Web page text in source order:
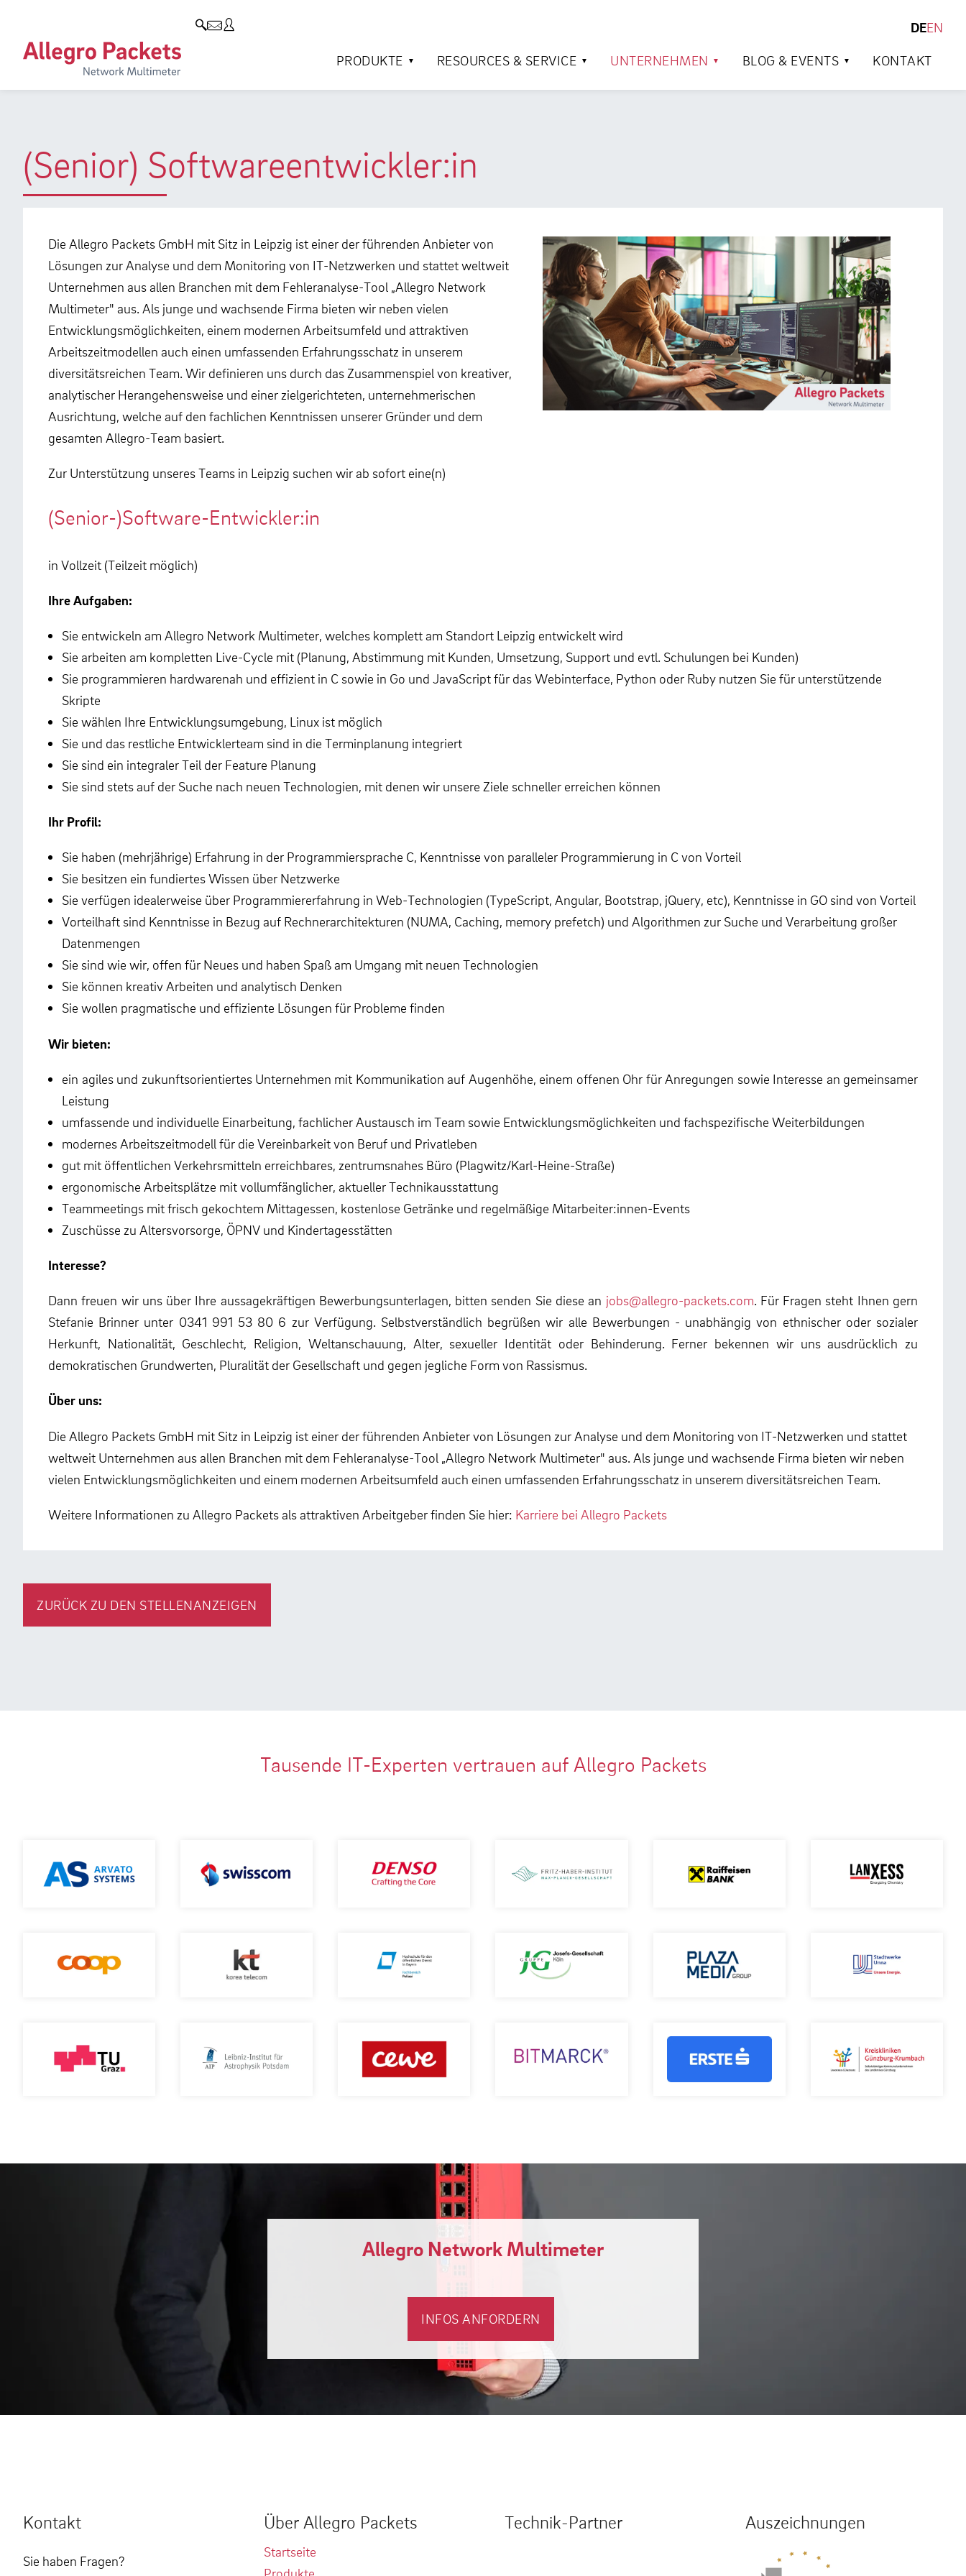
DEEN
PRODUKTE
RESOURCES & SERVICE UNTERNEHMEN BLOG & EVENTS KONTAKT
(Senior) Softwareentwickler:in
Die Allegro Packets GmbH mit Sitz in Leipzig ist einer der führenden Anbieter von
Lösungen zur Analyse und dem Monitoring von IT-Netzwerken und stattet weltweit
Unternehmen aus allen Branchen mit dem Fehleranalyse-Tool „Allegro Network
Multimeter" aus. Als junge und wachsende Firma bieten wir neben vielen
Entwicklungsmöglichkeiten, einem modernen Arbeitsumfeld und attraktiven
Arbeitszeitmodellen auch einen umfassenden Erfahrungsschatz in unserem
diversitätsreichen Team. Wir definieren uns durch das Zusammenspiel von kreativer,
analytischer Herangehensweise und einer zielgerichteten, unternehmerischen
Ausrichtung, welche auf den fachlichen Kenntnissen unserer Gründer und dem
gesamten Allegro-Team basiert.
Zur Unterstützung unseres Teams in Leipzig suchen wir ab sofort eine(n)
(Senior-)Software-Entwickler:in
in Vollzeit (Teilzeit möglich)
Ihre Aufgaben:
Sie entwickeln am Allegro Network Multimeter, welches komplett am Standort Leipzig entwickelt wird
Sie arbeiten am kompletten Live-Cycle mit (Planung, Abstimmung mit Kunden, Umsetzung, Support und evtl. Schulungen bei Kunden)
Sie programmieren hardwarenah und effizient in C sowie in Go und JavaScript für das Webinterface, Python oder Ruby nutzen Sie für unterstützende
Skripte
Sie wählen Ihre Entwicklungsumgebung, Linux ist möglich
Sie und das restliche Entwicklerteam sind in die Terminplanung integriert
Sie sind ein integraler Teil der Feature Planung
Sie sind stets auf der Suche nach neuen Technologien, mit denen wir unsere Ziele schneller erreichen können
Ihr Profil:
Sie haben (mehrjährige) Erfahrung in der Programmiersprache C, Kenntnisse von paralleler Programmierung in C von Vorteil
Sie besitzen ein fundiertes Wissen über Netzwerke
Sie verfügen idealerweise über Programmiererfahrung in Web-Technologien (TypeScript, Angular, Bootstrap, jQuery, etc), Kenntnisse in GO sind von Vorteil
Vorteilhaft sind Kenntnisse in Bezug auf Rechnerarchitekturen (NUMA, Caching, memory prefetch) und Algorithmen zur Suche und Verarbeitung großer
Datenmengen
Sie sind wie wir, offen für Neues und haben Spaß am Umgang mit neuen Technologien
Sie können kreativ Arbeiten und analytisch Denken
Sie wollen pragmatische und effiziente Lösungen für Probleme finden
Wir bieten:
ein agiles und zukunftsorientiertes Unternehmen mit Kommunikation auf Augenhöhe, einem offenen Ohr für Anregungen sowie Interesse an gemeinsamer
Leistung
umfassende und individuelle Einarbeitung, fachlicher Austausch im Team sowie Entwicklungsmöglichkeiten und fachspezifische Weiterbildungen
modernes Arbeitszeitmodell für die Vereinbarkeit von Beruf und Privatleben
gut mit öffentlichen Verkehrsmitteln erreichbares, zentrumsnahes Büro (Plagwitz/Karl-Heine-Straße)
ergonomische Arbeitsplätze mit vollumfänglicher, aktueller Technikausstattung
Teammeetings mit frisch gekochtem Mittagessen, kostenlose Getränke und regelmäßige Mitarbeiter:innen-Events
Zuschüsse zu Altersvorsorge, ÖPNV und Kindertagesstätten
Interesse?
Dann freuen wir uns über Ihre aussagekräftigen Bewerbungsunterlagen, bitten senden Sie diese an jobs@allegro-packets.com. Für Fragen steht Ihnen gern
Stefanie Brinner unter 0341 991 53 80 6 zur Verfügung. Selbstverständlich begrüßen wir alle Bewerbungen - unabhängig von ethnischer oder sozialer
Herkunft, Nationalität, Geschlecht, Religion, Weltanschauung, Alter, sexueller Identität oder Behinderung. Ferner bekennen wir uns ausdrücklich zu
demokratischen Grundwerten, Pluralität der Gesellschaft und gegen jegliche Form von Rassismus.
Über uns:
Die Allegro Packets GmbH mit Sitz in Leipzig ist einer der führenden Anbieter von Lösungen zur Analyse und dem Monitoring von IT-Netzwerken und stattet
weltweit Unternehmen aus allen Branchen mit dem Fehleranalyse-Tool „Allegro Network Multimeter" aus. Als junge und wachsende Firma bieten wir neben
vielen Entwicklungsmöglichkeiten und einem modernen Arbeitsumfeld auch einen umfassenden Erfahrungsschatz in unserem diversitätsreichen Team.
Weitere Informationen zu Allegro Packets als attraktiven Arbeitgeber finden Sie hier: Karriere bei Allegro Packets
ZURÜCK ZU DEN STELLENANZEIGEN
Tausende IT-Experten vertrauen auf Allegro Packets
Allegro Network Multimeter
INFOS ANFORDERN
Kontakt
Sie haben Fragen?
Über Allegro Packets
Startseite
Produkte
Technik-Partner Auszeichnungen
Allegro Network Multimeter
Analyse-Module
Resources & Service
Use Cases
Solution Briefs
Case Studies
Videos
Produkt-Handbuch
Training
Blog & Events
Blog
Events